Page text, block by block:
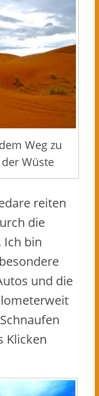
Weg zu
Wüste
reiten
die
Ich bin
und die
Klicken